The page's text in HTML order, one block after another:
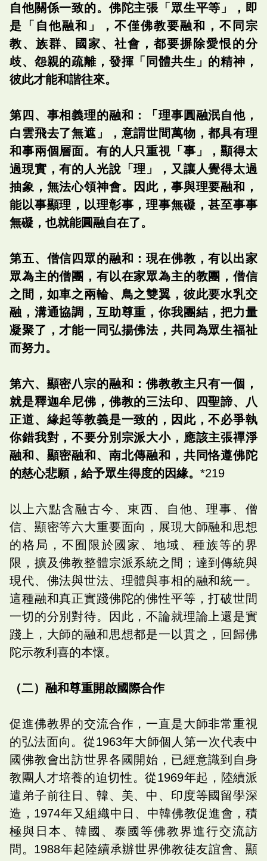
自他關係一致的。佛陀主張「眾生平等」，即
是「自他融和」，不僅佛教要融和，不同宗
教、族群、國家、社會，都要摒除愛恨的分
歧、怨親的疏離，發揮「同體共生」的精神，
彼此才能和諧往來。
第四、事相義理的融和：「理事圓融泯自他，
白雲飛去了無遮」，意謂世間萬物，都具有理
和事兩個層面。有的人只重視「事」，顯得太
過現實，有的人光說「理」，又讓人覺得太過
抽象，無法心領神會。因此，事與理要融和，
能以事顯理，以理彰事，理事無礙，甚至事事
無礙，也就能圓融自在了。
第五、僧信四眾的融和：現在佛教，有以出家
眾為主的僧團，有以在家眾為主的教團，僧信
之間，如車之兩輪、鳥之雙翼，彼此要水乳交
融，溝通協調，互助尊重，你我團結，把力量
凝聚了，才能一同弘揚佛法，共同為眾生福祉
而努力。
第六、顯密八宗的融和：佛教教主只有一個，
就是釋迦牟尼佛，佛教的三法印、四聖諦、八
正道、緣起等教義是一致的，因此，不必爭執
你錯我對，不要分別宗派大小，應該主張禪淨
融和、顯密融和、南北傳融和，共同恪遵佛陀
的慈心悲願，給予眾生得度的因緣。 *219
以上六點含融古今、東西、自他、理事、僧
信、顯密等六大重要面向，展現大師融和思想
的格局，不囿限於國家、地域、種族等的界
限，擴及佛教整體宗派系統之間；達到傳統與
現代、佛法與世法、理體與事相的融和統一。
這種融和真正實踐佛陀的佛性平等，打破世間
一切的分別對待。因此，不論就理論上還是實
踐上，大師的融和思想都是一以貫之，回歸佛
陀示教利喜的本懷。
（二）融和尊重開啟國際合作
促進佛教界的交流合作，一直是大師非常重視
的弘法面向。從1963年大師個人第一次代表中
國佛教會出訪世界各國開始，已經意識到自身
教團人才培養的迫切性。從1969年起，陸續派
遣弟子前往日、韓、美、中、印度等國留學深
造，1974年又組織中日、中韓佛教促進會，積
極與日本、韓國、泰國等佛教界進行交流訪
問。1988年起陸續承辦世界佛教徒友誼會、顯